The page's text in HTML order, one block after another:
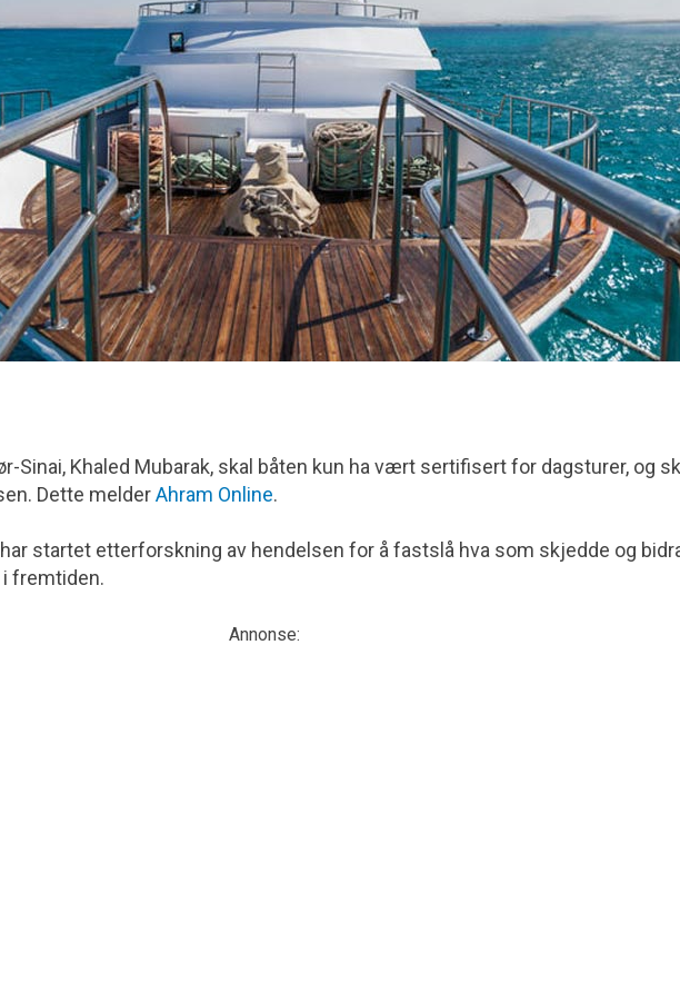
Sinai, Khaled Mubarak, skal båten kun ha vært sertifisert for dagsturer, og
Dette melderAhram Online.
startet etterforskning av hendelsen for å fastslå hva som skjedde og
fremtiden.
Annonse: